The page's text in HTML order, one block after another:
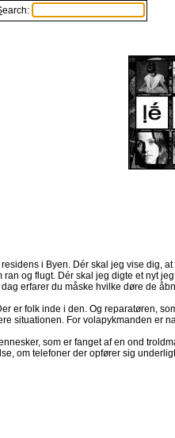
Search:
i Byen. Dér skal jeg vise dig,
og flugt. Dér skal jeg digte et nyt
erfarer du måske hvilke døre de
er folk inde i den. Og reparatøren,
situationen. For volapykmanden er
som er fanget af en ond
om telefoner der opfører sig